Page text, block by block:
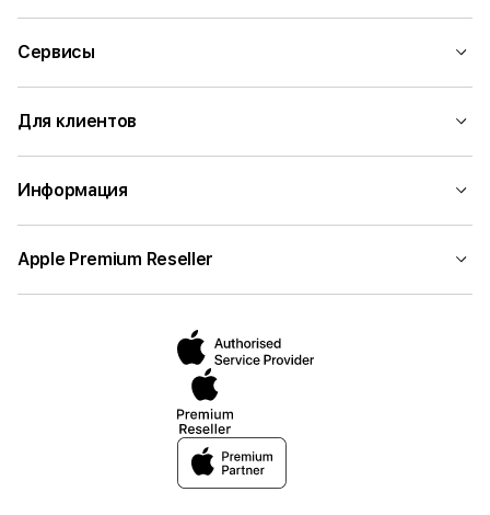
Сервисы
Для клиентов
Информация
Apple Premium Reseller